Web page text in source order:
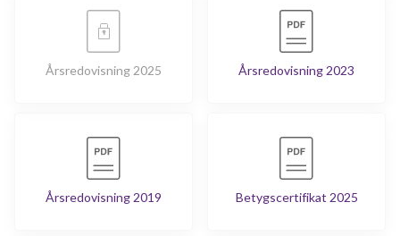
Årsredovisning 2025 Årsredovisning 2023
Årsredovisning 2019 Betygscertifikat 2025